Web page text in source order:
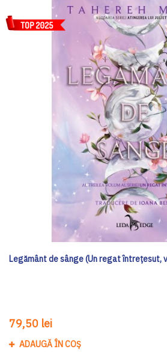
Legământ de sânge (Un regat întrețesut,
79,50 lei
ADAUGĂ ÎN COȘ